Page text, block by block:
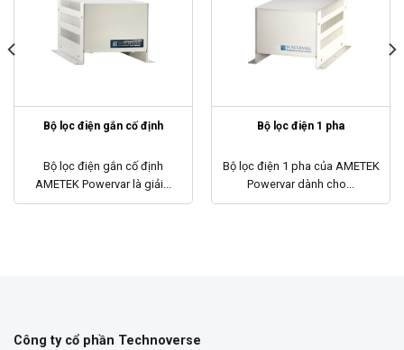
Bộ lọc điện gắn cố định
Bộ lọc điện gắn cố định
AMETEK Powervar là giải...
Bộ lọc điện 1 pha
Bộ lọc điện 1 pha của AMETEK
Powervar dành cho...
Công ty cổ phần Technoverse